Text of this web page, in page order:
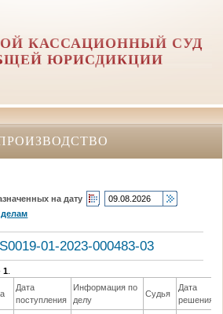
КАССАЦИОННЫЙ СУД
ЮРИСДИКЦИИ
на дату
01-2023-000483-03
1
Дата
поступления
Информация по
делу
Судья
Дата
решения